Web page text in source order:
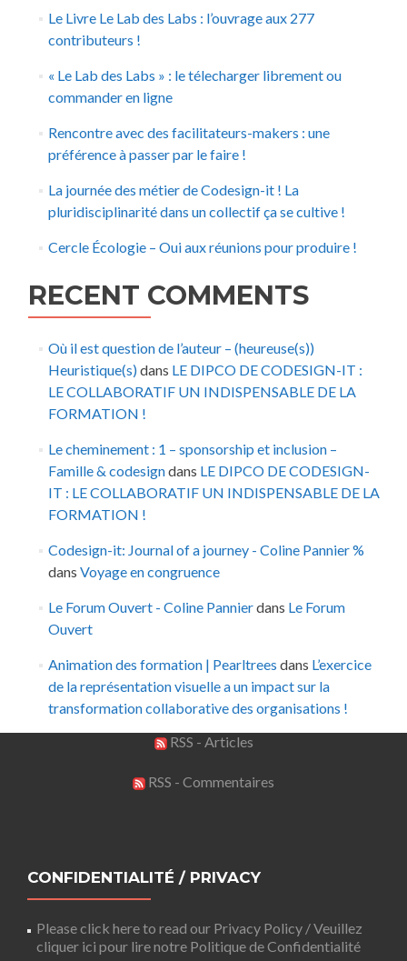
Le Livre Le Lab des Labs : l’ouvrage aux 277
contributeurs !
« Le Lab des Labs » : le télecharger librement ou
commander en ligne
Rencontre avec des facilitateurs-makers : une
préférence à passer par le faire !
La journée des métier de Codesign-it ! La
pluridisciplinarité dans un collectif ça se cultive !
Cercle Écologie – Oui aux réunions pour produire !
RECENT COMMENTS
Où il est question de l’auteur – (heureuse(s))
Heuristique(s)dans LE DIPCO DE CODESIGN-IT :
LE COLLABORATIF UN INDISPENSABLE DE LA
FORMATION !
Le cheminement : 1 – sponsorship et inclusion –
Famille & codesigndans LE DIPCO DE CODESIGN-
IT : LE COLLABORATIF UN INDISPENSABLE DE LA
FORMATION !
Codesign-it: Journal of a journey - Coline Pannier %
dans Voyage en congruence
Le Forum Ouvert - Coline Pannierdans Le Forum
Ouvert
Animation des formation | Pearltrees dans L’exercice
de la représentation visuelle a un impact sur la
transformation collaborative des organisations !
RSS - Articles
RSS - Commentaires
CONFIDENTIALITÉ / PRIVACY
Please click here to read our Privacy Policy / Veuillez
cliquer ici pour lire notre Politique de Confidentialité